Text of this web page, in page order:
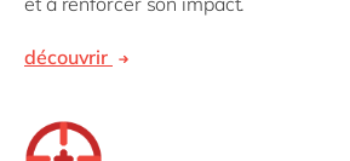
découvrir